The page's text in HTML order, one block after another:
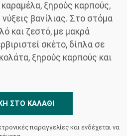
ξηρούς καρπούς,
βανίλιας. Στο στόμα
και ζεστό, με μακρά
σκέτο, δίπλα σε
ξηρούς καρπούς και
ΣΤΟ ΚΑΛΆΘΙ
παραγγελίες και ενδέχεται να